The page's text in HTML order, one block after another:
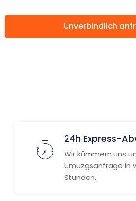
Unverbindlich
24h Express-
Wir kümmern uns
Umuzgsanfrage in
Stunden.